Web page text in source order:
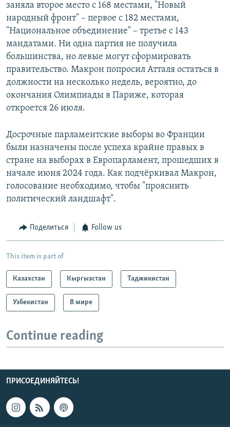
заняла второе место с 168 местами, "Новый
народный фронт" – первое с 182 местами,
"Национальное объединение" – третье с 143
мандатами. Ни одна партия не получила
большинства, но левые могут сформировать
правительство. Макрон попросил Атталя остаться в
должности на несколько недель, вероятно, до
окончания Олимпиады в Париже, которая
откроется 26 июля.
Досрочные парламентские выборы во Франции
были назначены после успеха крайне правых в
стране на выборах в Европарламент, прошедших в
начале июня 2024 года. Как подчёркивал Макрон,
голосование необходимо, чтобы "прояснить
политический ландшафт".
Поделиться Follow us
This item is part of
Казахстан Кыргызстан Таджикистан
Узбекистан В мире
Continue reading
ПРИСОЕДИНЯЙТЕСЬ!